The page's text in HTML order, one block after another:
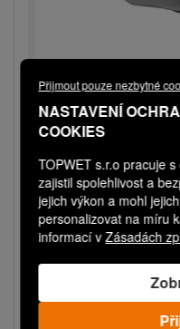
Přijmout pouze nezbytné
NASTAVENÍ
COOKIES
TOPWET s.r.o pracuje
zajistil spolehlivost a
jejich výkon a mohl
personalizovat na míru
informací vZásadách
Prostup
1